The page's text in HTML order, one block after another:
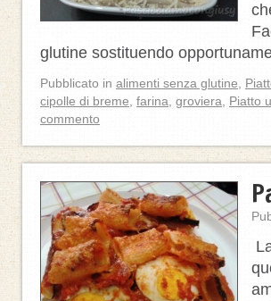
glutine sostituendo
Pubblicato in alimenti senza glutine
cipolle di breme farina groviera Piatto
commento